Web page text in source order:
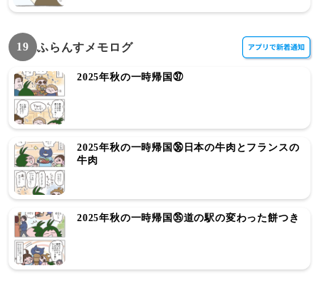
19 ふらんすメモログ
2025年秋の一時帰国㊲
2025年秋の一時帰国㊱日本の牛肉とフランスの
牛肉
2025年秋の一時帰国㉟道の駅の変わった餅つき